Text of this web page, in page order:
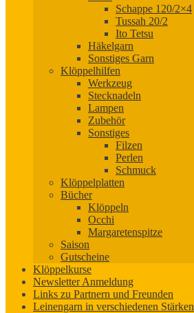
Schappe 120/2×4
Tussah 20/2
Ito Tetsu
Häkelgarn
Sonstiges Garn
Klöppelhilfen
Werkzeug
Stecknadeln
Lampen
Zubehör
Sonstiges
Filzen
Perlen
Schmuck
Klöppelplatten
Bücher
Klöppeln
Occhi
Margaretenspitze
Saison
Gutscheine
Klöppelkurse
Newsletter Anmeldung
Links zu Partnern und Freunden
Leinengarn in verschiedenen Stärken